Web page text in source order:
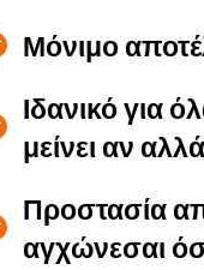
Μόνιμο
Ιδανικό για
μείνει αν
Προστασία
αγχώνεσαι